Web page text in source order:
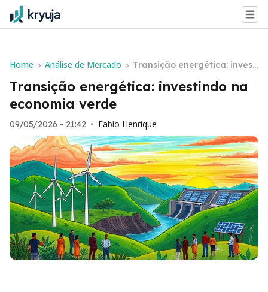
Home > Análise de Mercado > Transição energética: investi
ndo na economia verde
Transição energética: investindo na
economia verde
09/05/2026 - 21:42 • Fabio Henrique